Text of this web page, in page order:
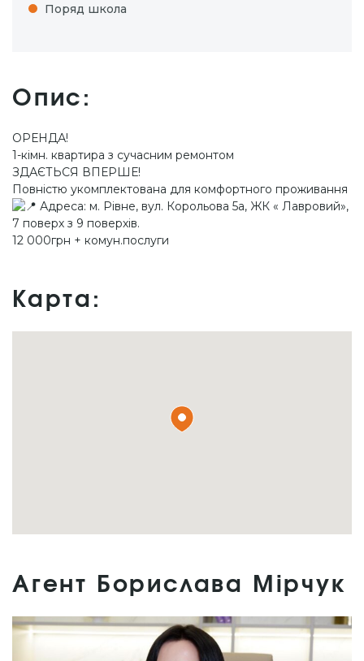
Поряд школа
Опис:
ОРЕНДА!
1-кімн. квартира з сучасним ремонтом
ЗДАЄТЬСЯ ВПЕРШЕ!
Повністю укомплектована для комфортного проживання
Адреса: м. Рівне, вул. Корольова 5а, ЖК « Лавровий»,
7 поверх з 9 поверхів.
12 000грн + комун.послуги
Карта:
Агент Борислава Мірчук